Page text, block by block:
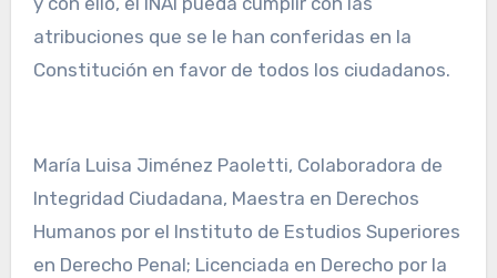
atribuciones que se le han conferidas en la
Constitución en favor de todos los ciudadanos.
María Luisa Jiménez Paoletti, Colaboradora de
Integridad Ciudadana, Maestra en Derechos
Humanos por el Instituto de Estudios Superiores
en Derecho Penal; Licenciada en Derecho por la